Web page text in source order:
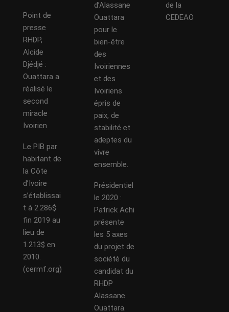
Point de
presse
RHDP,
Alcide
Djédjé :
Ouattara a
réalisé le
second
miracle
Ivoirien
Le PIB par
habitant de
la Côte
d’Ivoire
s’établissai
t à 2.286$
fin 2019 au
lieu de
1.213$ en
2010.
(cermf.org)
d’Alassane
Ouattara
pour le
bien-être
des
Ivoiriennes
et des
Ivoiriens
épris de
paix, de
stabilité et
adeptes du
vivre
ensemble.
Présidentiel
le 2020 :
Patrick Achi
présente
les 5 axes
du projet de
société du
candidat du
RHDP
Alassane
Ouattara.
de la
CEDEAO